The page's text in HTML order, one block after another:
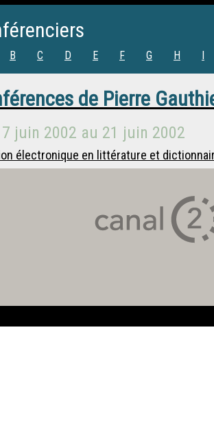
B C D E F G H I
de Pierre
juin 2002 au 21 juin 2002
électronique en littérature et